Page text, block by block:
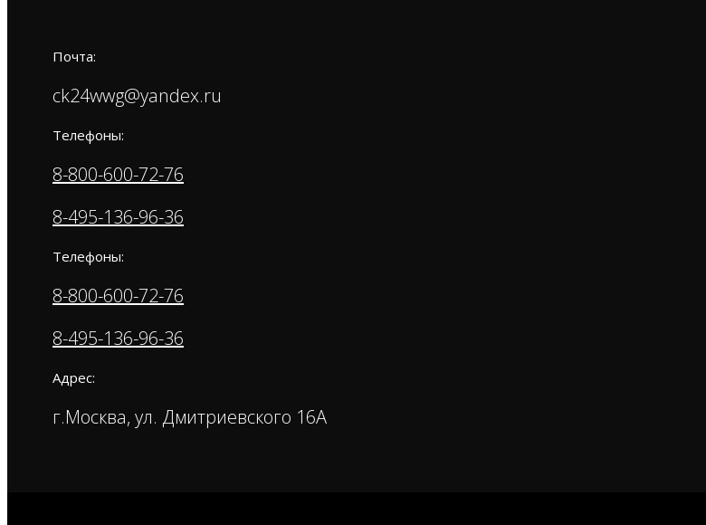
Почта:
ck24wwg@yandex.ru
Телефоны:
8-800-600-72-76
8-495-136-96-36
Телефоны:
8-800-600-72-76
8-495-136-96-36
Адрес:
г.Москва, ул. Дмитриевского 16А